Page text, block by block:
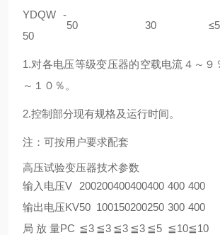
YDQW -
50
50 30 ≤5
1.对各电压等级变压器的空载电流４～９
～１０％。
2.控制部分现有规格及运行时间。
注：可按用户要求配套
高压试验变压器技术参数
输入电压V
200200400400400 400 400
输出电压KV50 100150200250 300 400
局 放 量PC ≦3 ≦3 ≦3 ≦3 ≦5 ≦10≦10